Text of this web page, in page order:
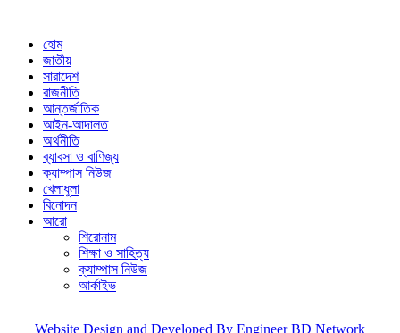
হোম
জাতীয়
সারাদেশ
রাজনীতি
আন্তর্জাতিক
আইন-আদালত
অর্থনীতি
ব্যাবসা ও বাণিজ্য
ক্যাম্পাস নিউজ
খেলাধুলা
বিনোদন
আরো
শিরোনাম
শিক্ষা ও সাহিত্য
ক্যাম্পাস নিউজ
আর্কাইভ
Website Design and Developed By Engineer BD Network